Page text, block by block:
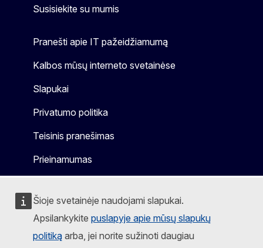
Šioje svetainėje naudojami slapukai.
Apsilankykite puslapyje apie mūsų slapukų
politiką arba, jei norite sužinoti daugiau
Susisiekite su mumis
Pranešti apie IT pažeidžiamumą
Kalbos mūsų interneto svetainėse
Slapukai
Privatumo politika
Teisinis pranešimas
Prieinamumas